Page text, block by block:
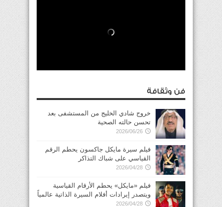
فن وثقافة
خروج شادي الخليج من المستشفى بعد
تحسن حالته الصحية
2026/06/26
فيلم سيرة مايكل جاكسون يحطم الرقم
القياسي على شباك التذاكر
2026/04/28
فيلم «مايكل» يحطم الأرقام القياسية
ويتصدر إيرادات أفلام السيرة الذاتية عالمياً
2026/04/28